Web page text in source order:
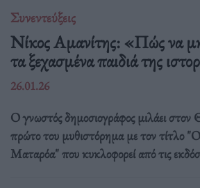
Συνεντεύξεις
Νίκος Αμανίτης: «Πώς να
τα ξεχασμένα παιδιά της
26.01.26
Ο γνωστός δημοσιογράφος μιλάει
πρώτο του μυθιστόρημα με τον τίτλο
Ματαρόα" που κυκλοφορεί από τις